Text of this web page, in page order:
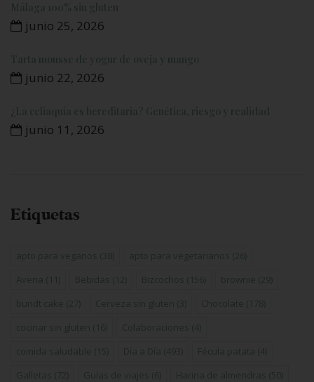
Málaga 100% sin gluten
junio 25, 2026
Tarta mousse de yogur de oveja y mango
junio 22, 2026
¿La celiaquía es hereditaria? Genética, riesgo y realidad
junio 11, 2026
Etiquetas
apto para veganos (38) apto para vegetarianos (26)
Avena (11) Bebidas (12) Bizcochos (156) brownie (29)
bundt cake (27) Cerveza sin gluten (3) Chocolate (178)
cocinar sin gluten (16) Colaboraciones (4)
comida saludable (15) Día a Día (493) Fécula patata (4)
Galletas (72) Guías de viajes (6) Harina de almendras (50)